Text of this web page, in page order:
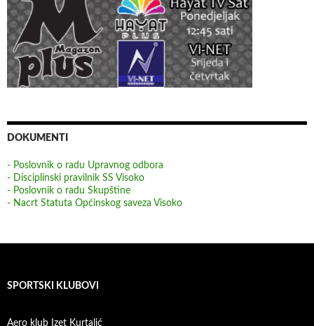
DOKUMENTI
- Poslovnik o radu Upravnog odbora
- Disciplinski pravilnik SS Visoko
- Poslovnik o radu Skupštine
- Nacrt Statuta Općinskog saveza Visoko
SPORTSKI KLUBOVI
Aero klub Izet Kurtalić